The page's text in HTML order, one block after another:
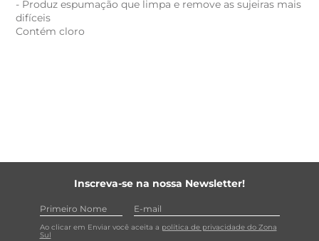
- Produz espumação que limpa e remove as sujeiras mais
difíceis
Contém cloro
Inscreva-se na nossa Newsletter!
Ao clicar em Enviar você aceita a política de privacidade do Zona
Sul